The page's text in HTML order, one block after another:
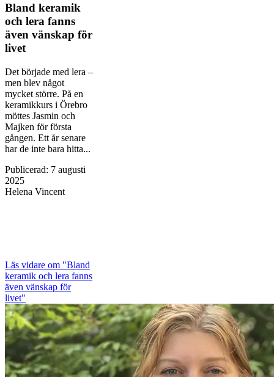
Bland keramik
och lera fanns
även vänskap för
livet
Det började med lera –
men blev något
mycket större. På en
keramikkurs i Örebro
möttes Jasmin och
Majken för första
gången. Ett år senare
har de inte bara hitta...
Publicerad: 7 augusti
2025
Helena Vincent
Läs vidare om "Bland
keramik och lera fanns
även vänskap för
livet"